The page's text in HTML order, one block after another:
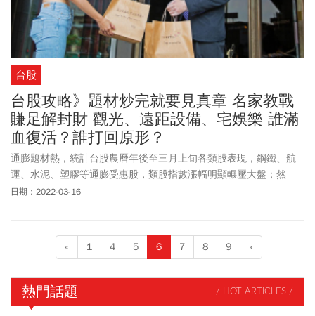
台股
台股攻略》題材炒完就要見真章 名家教戰
賺足解封財 觀光、遠距設備、宅娛樂 誰滿
血復活？誰打回原形？
通膨題材熱，統計台股農曆年後至三月上旬各類股表現，鋼鐵、航
運、水泥、塑膠等通膨受惠股，類股指數漲幅明顯輾壓大盤；然
而，同樣位居領先群的類股中，卻也有這麼一個產業，它不僅無法
日期：2022-03-16
« 1 4 5 6 7 8 9 »
熱門話題 / HOT ARTICLES /